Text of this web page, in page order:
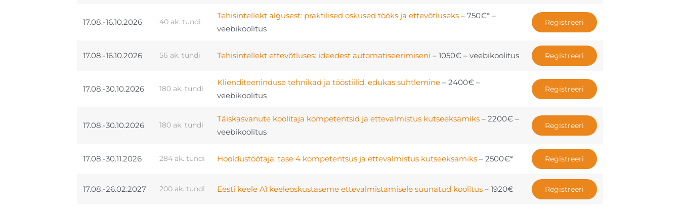
17.08.-16.10.2026 40 ak. tundi
Tehisintellekt algusest: praktilised oskused tööks ja ettevõtluseks – 750€* –
veebikoolitus
Registreeri
17.08.-16.10.2026 56 ak. tundi Tehisintellekt ettevõtluses: ideedest automatiseerimiseni – 1050€ – veebikoolitus Registreeri
17.08.-30.10.2026 180 ak. tundi
Klienditeeninduse tehnikad ja tööstiilid, edukas suhtlemine – 2400€ –
veebikoolitus
Registreeri
17.08.-30.10.2026 180 ak. tundi
Täiskasvanute koolitaja kompetentsid ja ettevalmistus kutseeksamiks – 2200€ –
veebikoolitus
Registreeri
17.08.-30.11.2026 284 ak. tundi Hooldustöötaja, tase 4 kompetentsus ja ettevalmistus kutseeksamiks – 2500€* Registreeri
17.08.-26.02.2027 200 ak. tundi Eesti keele A1 keeleoskustaseme ettevalmistamisele suunatud koolitus – 1920€ Registreeri